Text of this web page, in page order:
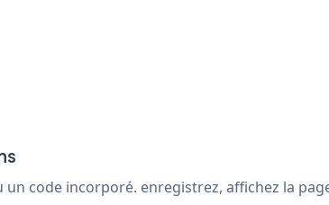
code incorporé. enregistrez, affichez la